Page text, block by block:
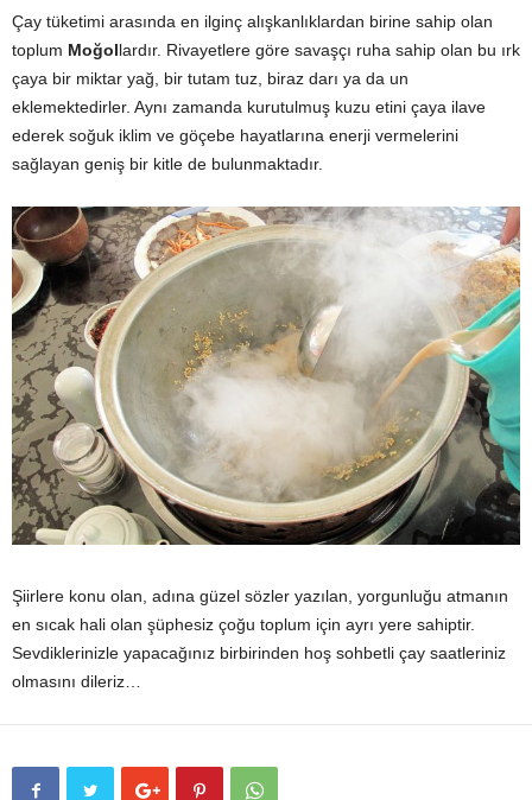
Çay tüketimi arasında en ilginç alışkanlıklardan birine sahip olan
toplum Moğollardır. Rivayetlere göre savaşçı ruha sahip olan bu ırk
çaya bir miktar yağ, bir tutam tuz, biraz darı ya da un
eklemektedirler. Aynı zamanda kurutulmuş kuzu etini çaya ilave
ederek soğuk iklim ve göçebe hayatlarına enerji vermelerini
sağlayan geniş bir kitle de bulunmaktadır.
Şiirlere konu olan, adına güzel sözler yazılan, yorgunluğu atmanın
en sıcak hali olan şüphesiz çoğu toplum için ayrı yere sahiptir.
Sevdiklerinizle yapacağınız birbirinden hoş sohbetli çay saatleriniz
olmasını dileriz…